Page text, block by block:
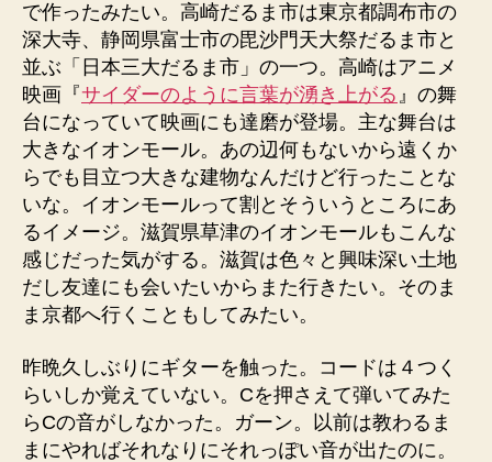
で作ったみたい。高崎だるま市は東京都調布市の
深大寺、静岡県富士市の毘沙門天大祭だるま市と
並ぶ「日本三大だるま市」の一つ。高崎はアニメ
映画『サイダーのように言葉が湧き上がる 』の舞
台になっていて映画にも達磨が登場。主な舞台は
大きなイオンモール。あの辺何もないから遠くか
らでも目立つ大きな建物なんだけど行ったことな
いな。イオンモールって割とそういうところにあ
るイメージ。滋賀県草津のイオンモールもこんな
感じだった気がする。滋賀は色々と興味深い土地
だし友達にも会いたいからまた行きたい。そのま
ま京都へ行くこともしてみたい。
昨晩久しぶりにギターを触った。コードは４つく
らいしか覚えていない。Cを押さえて弾いてみた
らCの音がしなかった。ガーン。以前は教わるま
まにやればそれなりにそれっぽい音が出たのに。